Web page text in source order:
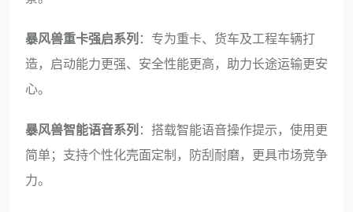
暴风兽重卡强启系列 ：专为重卡、货车及工程车辆打
造，启动能力更强、安全性能更高，助力长途运输更安
心。
暴风兽智能语音系列 ：搭载智能语音操作提示，使用更
简单；支持个性化壳面定制，防刮耐磨，更具市场竞争
力。